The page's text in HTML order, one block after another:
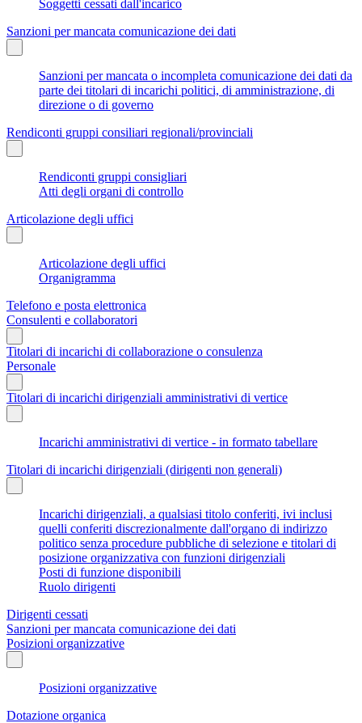
Soggetti cessati dall'incarico
Sanzioni per mancata comunicazione dei dati
Sanzioni per mancata o incompleta comunicazione dei dati da
parte dei titolari di incarichi politici, di amministrazione, di
direzione o di governo
Rendiconti gruppi consiliari regionali/provinciali
Rendiconti gruppi consigliari
Atti degli organi di controllo
Articolazione degli uffici
Articolazione degli uffici
Organigramma
Telefono e posta elettronica
Consulenti e collaboratori
Titolari di incarichi di collaborazione o consulenza
Personale
Titolari di incarichi dirigenziali amministrativi di vertice
Incarichi amministrativi di vertice - in formato tabellare
Titolari di incarichi dirigenziali (dirigenti non generali)
Incarichi dirigenziali, a qualsiasi titolo conferiti, ivi inclusi
quelli conferiti discrezionalmente dall'organo di indirizzo
politico senza procedure pubbliche di selezione e titolari di
posizione organizzativa con funzioni dirigenziali
Posti di funzione disponibili
Ruolo dirigenti
Dirigenti cessati
Sanzioni per mancata comunicazione dei dati
Posizioni organizzative
Posizioni organizzative
Dotazione organica